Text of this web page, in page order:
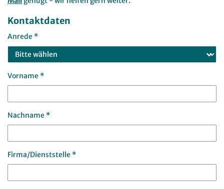
Kontaktdaten
Anrede *
Vorname *
Nachname *
Firma/Dienststelle *